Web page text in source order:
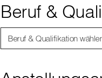
Beruf &
Beruf & Qualifikation